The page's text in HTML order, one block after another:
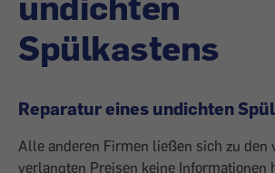
Spülkastens
Reparatur eines undichten
Alle anderen Firmen ließen sich zu den
verlangten Preisen keine Informationen